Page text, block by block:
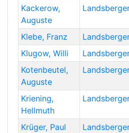
Kackerow,
Auguste
Klebe, Franz
Klugow, Willi
Kotenbeutel,
Auguste
Kriening,
Hellmuth
Krüger, Paul